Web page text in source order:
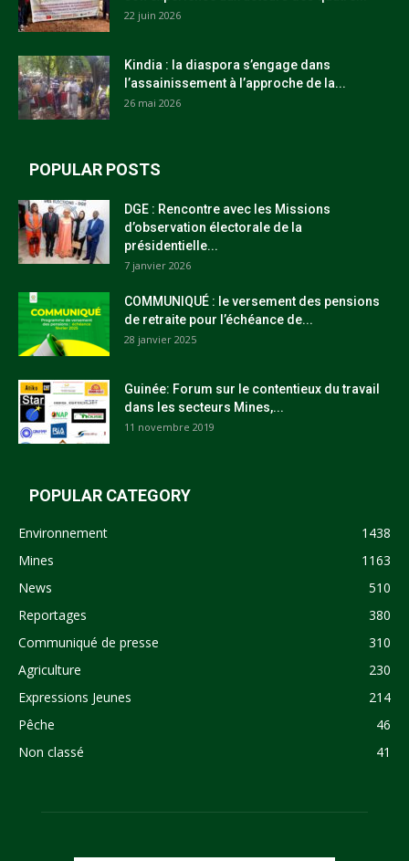
22 juin 2026
Kindia : la diaspora s’engage dans
l’assainissement à l’approche de la...
26 mai 2026
POPULAR POSTS
DGE : Rencontre avec les Missions
d’observation électorale de la
présidentielle...
7 janvier 2026
COMMUNIQUÉ : le versement des pensions
de retraite pour l’échéance de...
28 janvier 2025
Guinée: Forum sur le contentieux du travail
dans les secteurs Mines,...
11 novembre 2019
POPULAR CATEGORY
Environnement
1438
Mines
1163
News
510
Reportages
380
Communiqué de presse
310
Agriculture
230
Expressions Jeunes
214
Pêche
46
Non classé
41